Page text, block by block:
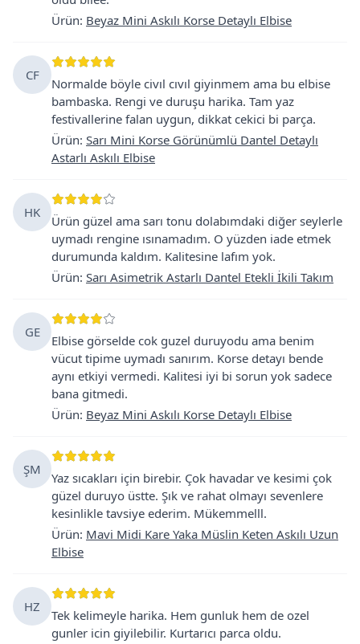
Ürün: Beyaz Mini Askılı Korse Detaylı Elbise
CF
Normalde böyle civıl cıvıl giyinmem ama bu elbise
bambaska. Rengi ve duruşu harika. Tam yaz
festivallerine falan uygun, dikkat cekici bi parça.
Ürün: Sarı Mini Korse Görünümlü Dantel Detaylı
Astarlı Askılı Elbise
HK
Ürün güzel ama sarı tonu dolabımdaki diğer seylerle
uymadı rengine ısınamadım. O yüzden iade etmek
durumunda kaldım. Kalitesine lafım yok.
Ürün: Sarı Asimetrik Astarlı Dantel Etekli İkili Takım
GE
Elbise görselde cok guzel duruyodu ama benim
vücut tipime uymadı sanırım. Korse detayı bende
aynı etkiyi vermedi. Kalitesi iyi bi sorun yok sadece
bana gitmedi.
Ürün: Beyaz Mini Askılı Korse Detaylı Elbise
ŞM
Yaz sıcakları için birebir. Çok havadar ve kesimi çok
güzel duruyo üstte. Şık ve rahat olmayı sevenlere
kesinlikle tavsiye ederim. Mükemmelll.
Ürün: Mavi Midi Kare Yaka Müslin Keten Askılı Uzun
Elbise
HZ
Tek kelimeyle harika. Hem gunluk hem de ozel
gunler icin giyilebilir. Kurtarıcı parca oldu.